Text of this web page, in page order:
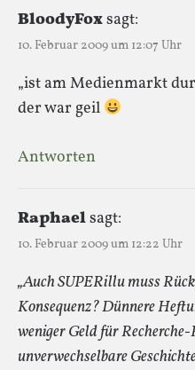
BloodyFoxsagt:
10. Februar 2009 um 12:07 Uhr
„ist am Medienmarkt
der war geil
Antworten
Raphaelsagt:
10. Februar 2009 um 12:22 Uhr
„Auch SUPERillu muss
Konsequenz? Dünnere
weniger Geld für
unverwechselbare